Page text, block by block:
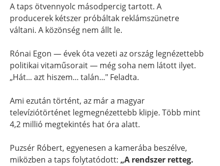
A taps ötvennyolc másodpercig tartott. A
producerek kétszer próbáltak reklámszünetre
váltani. A közönség nem állt le.
Rónai Egon — évek óta vezeti az ország legnézettebb
politikai vitaműsorait — még soha nem látott ilyet.
„Hát... azt hiszem... talán..." Feladta.
Ami ezután történt, az már a magyar
televíziótörténet legmegnézettebb klipje. Több mint
4,2 millió megtekintés hat óra alatt.
Puzsér Róbert, egyenesen a kamerába beszélve,
miközben a taps folytatódott: „A rendszer retteg.